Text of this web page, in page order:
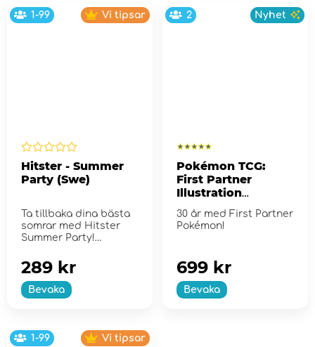
1-99 Vi tipsar
Hitster - Summer
Party (Swe)
Ta tillbaka dina bästa
somrar med Hitster
Summer Party!
Bevaka
289 kr
2 Nyhet
Pokémon TCG:
First Partner
Illustration
Collection - Series
2
30 år med First Partner
Pokémon!
Bevaka
699 kr
1-99 Vi tipsar